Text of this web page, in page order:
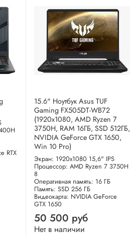
RTX
15.6" Ноутбук Asus TUF
Gaming FX505DT-WB72
(1920x1080, AMD Ryzen 7
3750H, RAM 16ГБ, SSD 512ГБ,
NVIDIA GeForce GTX 1650,
Win 10 Pro)
Экран: 1920x1080 15,6" IPS
Процессор: AMD Ryzen 7 3750H
8
Оперативная память: 16 ГБ
Память: SSD 256 ГБ
Видеокарта: NVIDIA GeForce
GTX 1650
50 500 руб
Нет в наличии